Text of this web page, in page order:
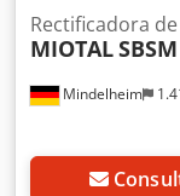
Mindelheim
Rectificadora
MIOTAL